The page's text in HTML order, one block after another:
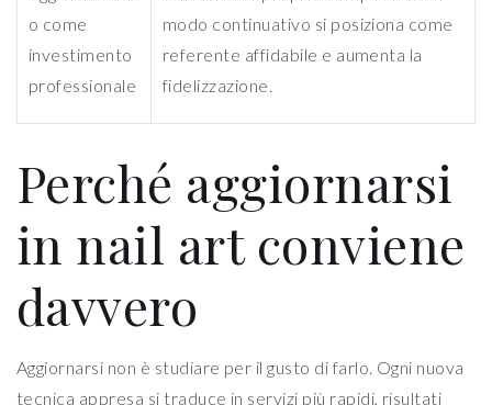
o come
investimento
professionale
modo continuativo si posiziona come
referente affidabile e aumenta la
fidelizzazione.
Perché aggiornarsi
in nail art conviene
davvero
Aggiornarsi non è studiare per il gusto di farlo. Ogni nuova
tecnica appresa si traduce in servizi più rapidi, risultati